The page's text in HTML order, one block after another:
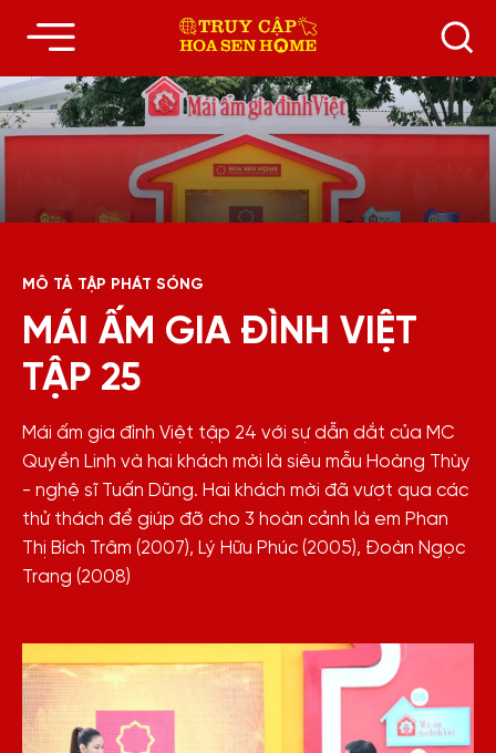
MÔ TẢ TẬP PHÁT SÓNG
MÁI ẤM GIA ĐÌNH VIỆT
TẬP 25
Mái ấm gia đình Việt tập 24 với sự dẫn dắt của MC
Quyền Linh và hai khách mời là siêu mẫu Hoàng Thùy
- nghệ sĩ Tuấn Dũng. Hai khách mời đã vượt qua các
thử thách để giúp đỡ cho 3 hoàn cảnh là em Phan
Thị Bích Trâm (2007), Lý Hữu Phúc (2005), Đoàn Ngọc
Trang (2008)